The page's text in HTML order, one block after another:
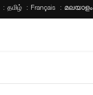
தமிழ் Français മലയാളം